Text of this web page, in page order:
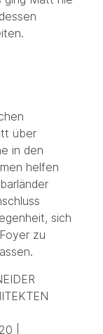
über
in den
helfen
sich
zu
|